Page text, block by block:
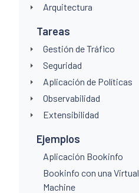
Arquitectura
Tareas
Gestión de Tráfico
Seguridad
Aplicación de Políticas
Observabilidad
Extensibilidad
Ejemplos
Aplicación Bookinfo
Bookinfo con una Virtual
Machine